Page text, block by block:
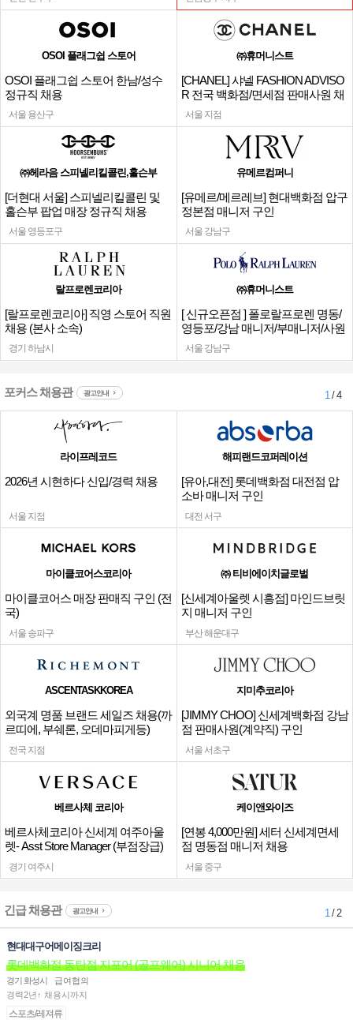
OSOI 플래그쉽 스토어
OSOI 플래그쉽 스토어 한남/성수
정규직 채용
서울 용산구
㈜휴머니스트
[CHANEL] 샤넬 FASHION ADVISO
R 전국 백화점/면세점 판매사원 채
용
서울 지점
㈜헤라음 스피넬리킬콜린,홀슨부
[더현대 서울] 스피넬리킬콜린 및
홀슨부 팝업 매장 정규직 채용
서울 영등포구
유메르컴퍼니
[유메르/메르레브] 현대백화점 압구
정본점 매니저 구인
서울 강남구
랄프로렌코리아
[랄프로렌코리아] 직영 스토어 직원
채용 (본사 소속)
경기 하남시
㈜휴머니스트
[ 신규오픈점 ] 폴로랄프로렌 명동/
영등포/강남 매니저/부매니저/사원
서울 강남구
포커스 채용관 광고안내 1/ 4
라이프레코드
2026년 시현하다 신입/경력 채용
서울 지점
해피랜드코퍼레이션
[유아,대전] 롯데백화점 대전점 압
소바 매니저 구인
대전 서구
마이클코어스코리아
마이클코어스 매장 판매직 구인 (전
국)
서울 송파구
㈜ 티비에이치글로벌
[신세계아울렛 시흥점] 마인드브릿
지 매니저 구인
부산 해운대구
ASCENTASKKOREA
외국계 명품 브랜드 세일즈 채용(까
르띠에, 부쉐론, 오데마피게등)
전국 지점
지미추코리아
[JIMMY CHOO] 신세계백화점 강남
점 판매사원(계약직) 구인
서울 서초구
베르사체 코리아
베르사체코리아 신세계 여주아울
렛- Asst Store Manager (부점장급)
채용
경기 여주시
케이앤와이즈
[연봉 4,000만원] 세터 신세계면세
점 명동점 매니저 채용
서울 중구
긴급 채용관 광고안내 1/ 2
현대대구어메이징크리
롯데백화점 동탄점 지포어 (골프웨어) 시니어 채용
경기 화성시
급여협의
경력2년↑ 채용시까지
스포츠/레져류